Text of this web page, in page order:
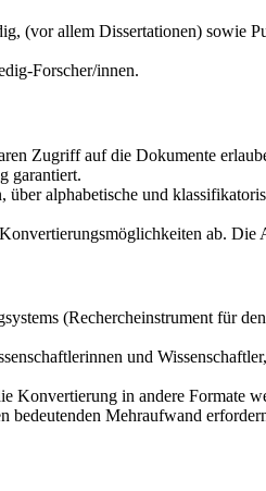
(vor allem Dissertationen) sowie
Forscher/innen.
Zugriff auf die Dokumente
garantiert.
alphabetische und
ab. Die
(Rechercheinstrument für
und
Konvertierung in andere Formate
bedeutenden Mehraufwand